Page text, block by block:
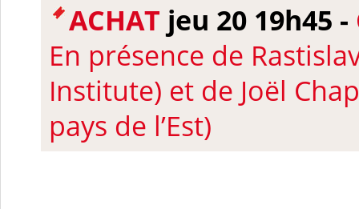
ACHAT jeu 20 19h45 -
En présence de
Institute) et de Joël
pays de l’Est)